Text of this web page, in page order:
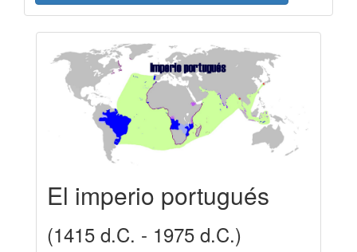
El imperio portugués
(1415 d.C. - 1975 d.C.)